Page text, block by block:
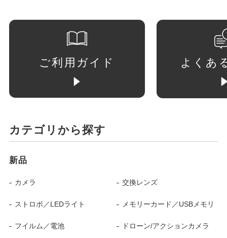
ご利用ガイド よくあ
カテゴリから探す
新品
カメラ 交換レンズ
ストロボ／LEDライト メモリーカード／USBメモリ
フイルム／電池 ドローン/アクションカメラ